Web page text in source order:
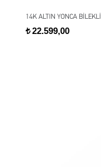
14K ALTIN YONCA
t22.599,00